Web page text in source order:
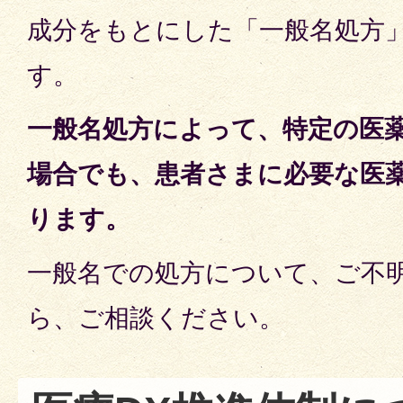
成分をもとにした「一般名処方
す。
一般名処方によって、特定の医
場合でも、患者さまに必要な医
ります。
一般名での処方について、ご不
ら、ご相談ください。